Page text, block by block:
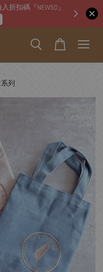
折扣碼『NEW50』
即日
列